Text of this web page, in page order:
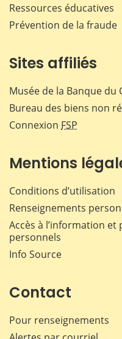
Ressources éducatives
Prévention de la fraude
Sites affiliés
Musée de la Banque du
Bureau des biens non
Connexion FSP
Mentions
Conditions d’utilisation
Renseignements
Accès à l’information
personnels
Info Source
Contact
Pour renseignements